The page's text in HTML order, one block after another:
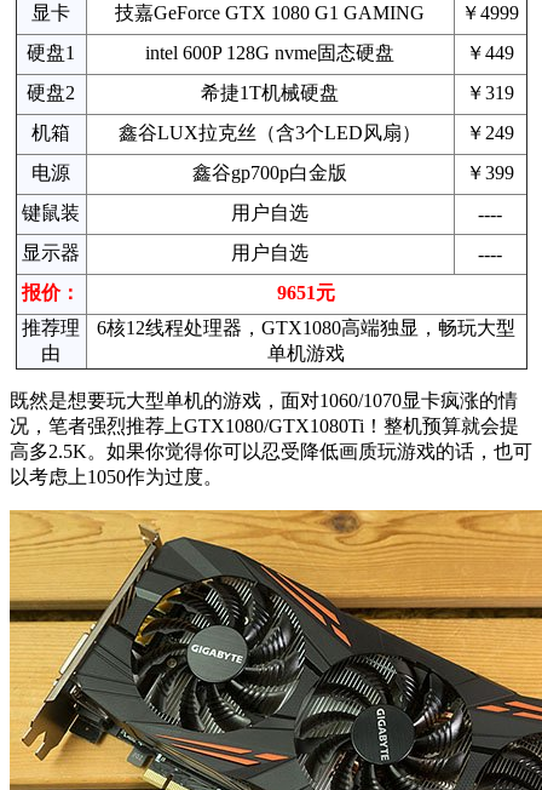
显卡
技嘉GeForce GTX 1080 G1 GAMING
￥4999
硬盘1
intel 600P 128G nvme固态硬盘
￥449
硬盘2
希捷1T机械硬盘
￥319
机箱
鑫谷LUX拉克丝（含3个LED风扇）
￥249
电源
鑫谷gp700p白金版
￥399
键鼠装
用户自选
----
显示器
用户自选
----
报价：
9651元
推荐理
由
6核12线程处理器，GTX1080高端独显，畅玩大型
单机游戏
既然是想要玩大型单机的游戏，面对1060/1070显卡疯涨的情
况，笔者强烈推荐上GTX1080/GTX1080Ti！整机预算就会提
高多2.5K。如果你觉得你可以忍受降低画质玩游戏的话，也可
以考虑上1050作为过度。